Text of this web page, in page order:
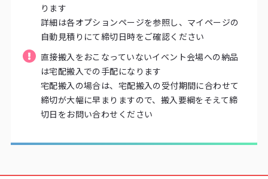
ります
詳細は各オプションページを参照し、マイページの
自動見積りにて締切日時をご確認ください
直接搬入をおこなっていないイベント会場への納品
は宅配搬入での手配になります
宅配搬入の場合は、宅配搬入の受付期間に合わせて
締切が大幅に早まりますので、搬入要綱をそえて締
切日をお問い合わせください